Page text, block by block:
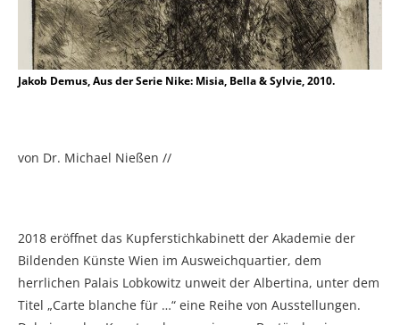
Jakob Demus, Aus der Serie Nike: Misia, Bella & Sylvie, 2010.
von Dr. Michael Nießen //
2018 eröffnet das Kupferstichkabinett der Akademie der
Bildenden Künste Wien im Ausweichquartier, dem
herrlichen Palais Lobkowitz unweit der Albertina, unter dem
Titel „Carte blanche für …“ eine Reihe von Ausstellungen.